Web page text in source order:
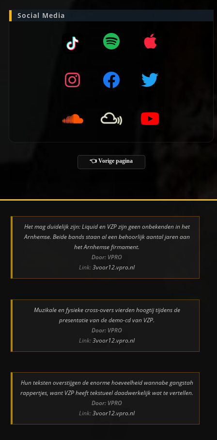
Social Media
👈 Vorige pagina
Het mag duidelijk zijn: Liquid en VZP zijn geen onbekenden in het
Arnhemse. Beide bands staan al een behoorlijk aantal jaren aan
het Arnhemse firmament.
Door: VPRO
Link:3voor12.vpro.nl
Muzikale en fysieke cross-overs vierden hoogtij tijdens de
presentatie van de demo-cd van VZP.
Door: VPRO
Link:3voor12.vpro.nl
Hun teksten overstijgen de enorme hoeveelheid wannabe gangstah
rappertjes, want VZP heeft tekstueel daadwerkelijk wat te vertellen.
Door: VPRO
Link:3voor12.vpro.nl